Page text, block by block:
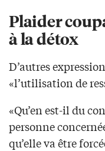
Plaider
à la détox
D’autres
«l’utilisation de
«Qu’en est-il du
personne
qu’elle va être